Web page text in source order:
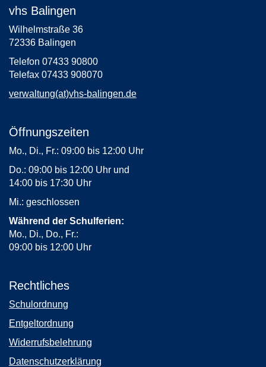
vhs Balingen
Wilhelmstraße 36
72336 Balingen
Telefon 07433 90800
Telefax 07433 908070
verwaltung(at)vhs-balingen.de
Öffnungszeiten
Mo., Di., Fr.: 09:00 bis 12:00 Uhr
Do.: 09:00 bis 12:00 Uhr und
14:00 bis 17:30 Uhr
Mi.: geschlossen
Während der Schulferien:
Mo., Di., Do., Fr.:
09:00 bis 12:00 Uhr
Rechtliches
Schulordnung
Entgeltordnung
Widerrufsbelehrung
Datenschutzerklärung